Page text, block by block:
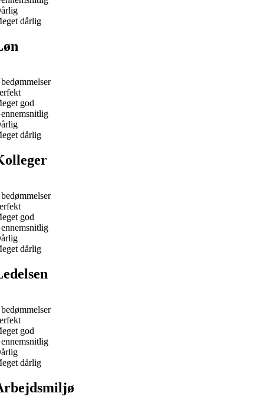
dårlig
god
dårlig
god
dårlig
god
dårlig